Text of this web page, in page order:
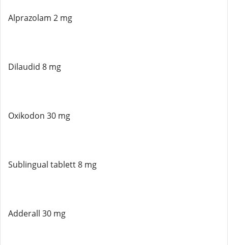
Alprazolam 2 mg
Dilaudid 8 mg
Oxikodon 30 mg
Sublingual tablett 8 mg
Adderall 30 mg